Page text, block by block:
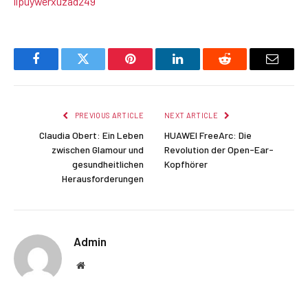
FacebookTwitter Pinterest LinkedInReddit Email
PREVIOUS ARTICLE
Claudia Obert: Ein Leben
zwischen Glamour und
gesundheitlichen
Herausforderungen
NEXT ARTICLE
HUAWEI FreeArc: Die
Revolution der Open-Ear-
Kopfhörer
Admin
Website